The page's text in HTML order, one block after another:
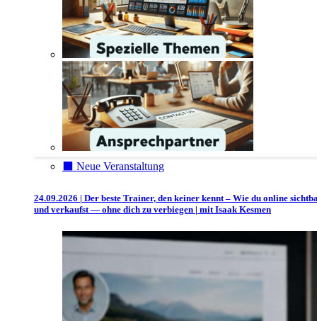
⬛️ Neue Veranstaltung
24.09.2026 | Der beste Trainer, den keiner kennt – Wie du online
und verkaufst — ohne dich zu verbiegen | mit Isaak Kesmen